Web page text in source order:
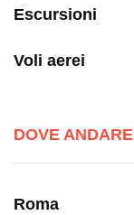
Escursioni
Voli aerei
DOVE ANDARE
Roma